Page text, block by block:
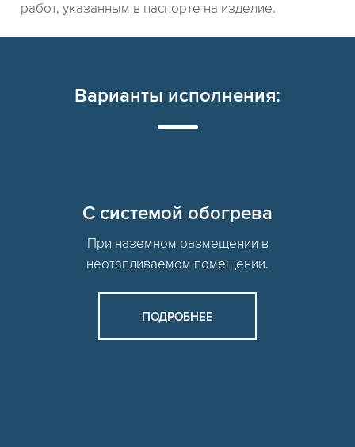
работ, указанным в паспорте на изделие.
Варианты исполнения:
C системой обогрева
При наземном размещении в
неотапливаемом помещении.
ПОДРОБНЕЕ